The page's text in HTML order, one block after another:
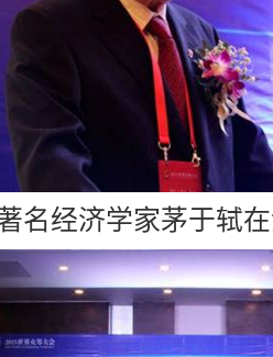
名经济学家茅于轼